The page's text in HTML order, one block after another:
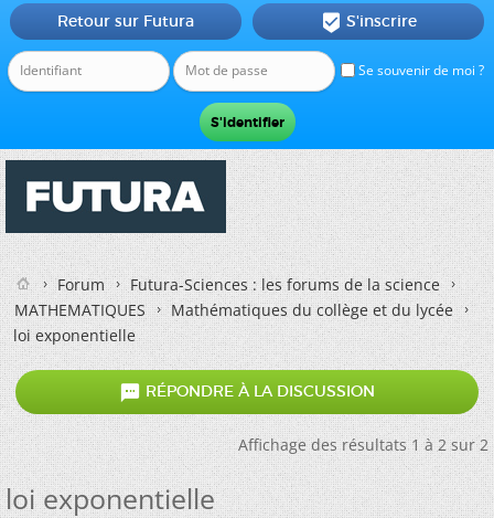
Se souvenir de moi ?
Retour sur Futura  S'inscrire
Forum
Futura-Sciences : les forums de la science
MATHEMATIQUES
Mathématiques du collège et du lycée
loi exponentielle
 RÉPONDRE À LA DISCUSSION
Affichage des résultats 1 à 2 sur 2
loi exponentielle